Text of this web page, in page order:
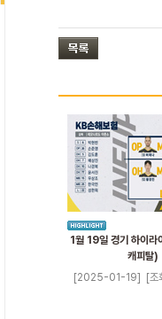
1월 19일 경기 하이
캐피탈)
[2025-01-19]
[